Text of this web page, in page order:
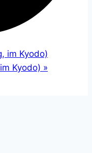
im Kyodo)
Kyodo) »